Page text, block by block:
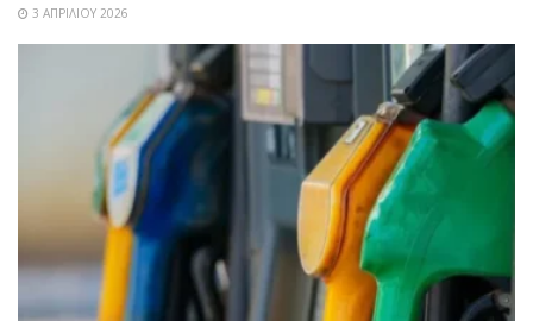
3 ΑΠΡΙΛΊΟΥ 2026